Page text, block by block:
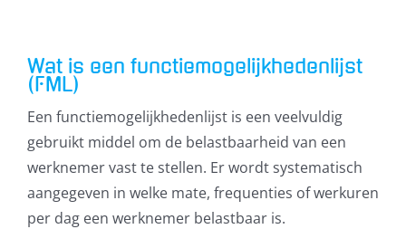
Wat is een functiemogelijkhedenlijst
(FML)
Een functiemogelijkhedenlijst is een veelvuldig
gebruikt middel om de belastbaarheid van een
werknemer vast te stellen. Er wordt systematisch
aangegeven in welke mate, frequenties of werkuren
per dag een werknemer belastbaar is.